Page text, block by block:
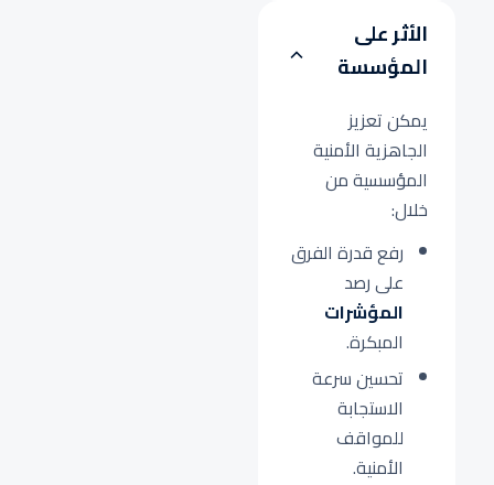
الأثر على
المؤسسة
يمكن تعزيز
الجاهزية الأمنية
المؤسسية من
خلال:
رفع قدرة الفرق
على رصد
المؤشرات
المبكرة.
تحسين سرعة
الاستجابة
للمواقف
الأمنية.